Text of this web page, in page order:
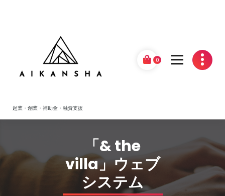
起業・創業・補助金・融資支援
0
「& the
villa」ウェブ
システム